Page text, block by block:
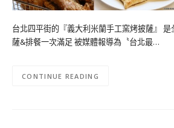
台北四平街的『義大利米蘭手工窯烤披薩』
薩&排餐一次滿足 被媒體報導為〝台北最…
CONTINUE READING